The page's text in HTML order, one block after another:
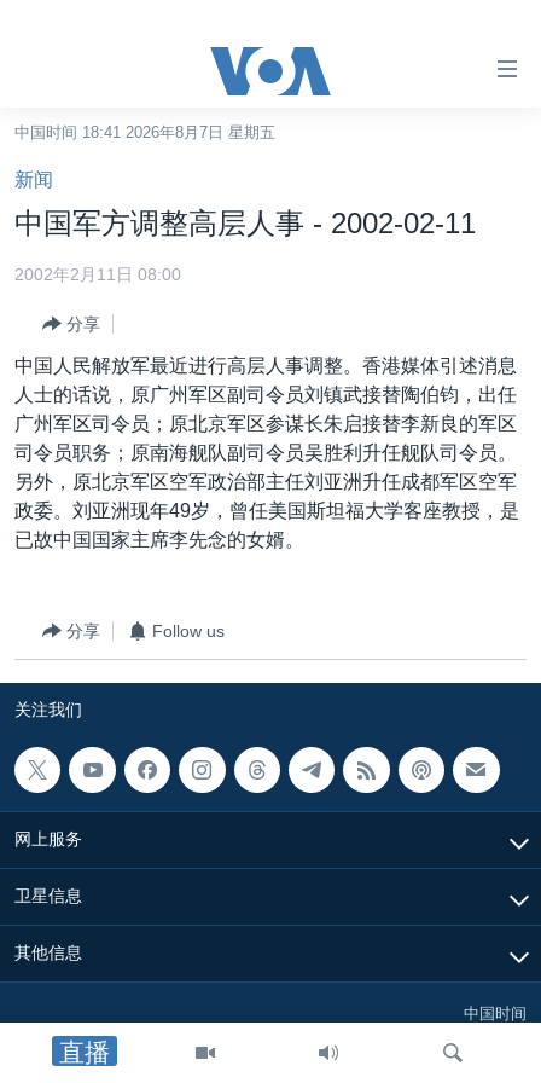
碍
链
接
转
转
到
航
跳
港澳
国际
最新国际新闻
印太
中东
欧洲
美洲
全球议题
分类新闻
经济·金融·贸易
人权·法律·宗教
科教·文娱·体健
劳工
环境
美中关系
热点专题
白宫要闻
美中关系
美国建国250周年
埃博拉疫情
美国之音专访
重要讲话与声明
南中国海争端
关注西藏
关注新疆
GEN Z 看美国
VOA视频
中文广播
关注我们
其他语言网站
直播
中国时间 18:41 2026年8月7日 星期五
新闻
中国军方调整高层人事 - 2002-02-11
2002年2月11日 08:00
分享
中国人民解放军最近进行高层人事调整。香港媒体引述消息
人士的话说，原广州军区副司令员刘镇武接替陶伯钧，出任
广州军区司令员；原北京军区参谋长朱启接替李新良的军区
司令员职务；原南海舰队副司令员吴胜利升任舰队司令员。
另外，原北京军区空军政治部主任刘亚洲升任成都军区空军
政委。刘亚洲现年49岁，曾任美国斯坦福大学客座教授，是
已故中国国家主席李先念的女婿。
分享 Follow us
关注我们
网上服务
卫星信息
其他信息
中国时间